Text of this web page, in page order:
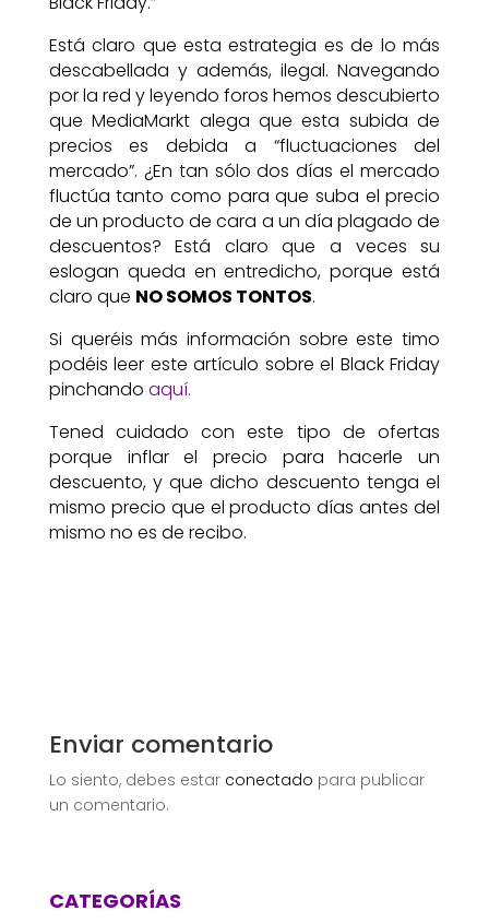
Está claro que esta estrategia es de lo más
descabellada y además, ilegal. Navegando
por la red y leyendo foros hemos descubierto
que MediaMarkt alega que esta subida de
precios es debida a “fluctuaciones del
mercado”. ¿En tan sólo dos días el mercado
fluctúa tanto como para que suba el precio
de un producto de cara a un día plagado de
descuentos? Está claro que a veces su
eslogan queda en entredicho, porque está
claro que NO SOMOS TONTOS.
Si queréis más información sobre este timo
podéis leer este artículo sobre el Black Friday
pinchando aquí.
Tened cuidado con este tipo de ofertas
porque inflar el precio para hacerle un
descuento, y que dicho descuento tenga el
mismo precio que el producto días antes del
mismo no es de recibo.
Enviar comentario
Lo siento, debes estar conectado para publicar
un comentario.
CATEGORÍAS